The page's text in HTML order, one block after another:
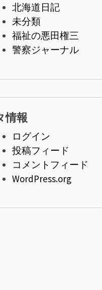
北海道日記
未分類
福祉の悪田権三
警察ジャーナル
情報
ログイン
投稿フィード
コメントフィード
WordPress.org